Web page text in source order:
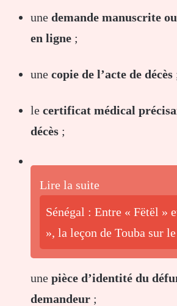
une demande manuscrite
en ligne ;
une copie de l’acte de décès
le certificat médical
décès ;
Lire la suite
Sénégal : Entre « Fëtël »
», la leçon de Touba sur
une pièce d’identité du
demandeur ;